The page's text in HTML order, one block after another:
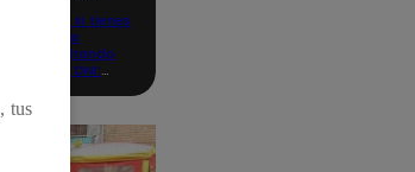
Revisa si tienes
deudas
consultando
con tu DNI:
detalles
, tus